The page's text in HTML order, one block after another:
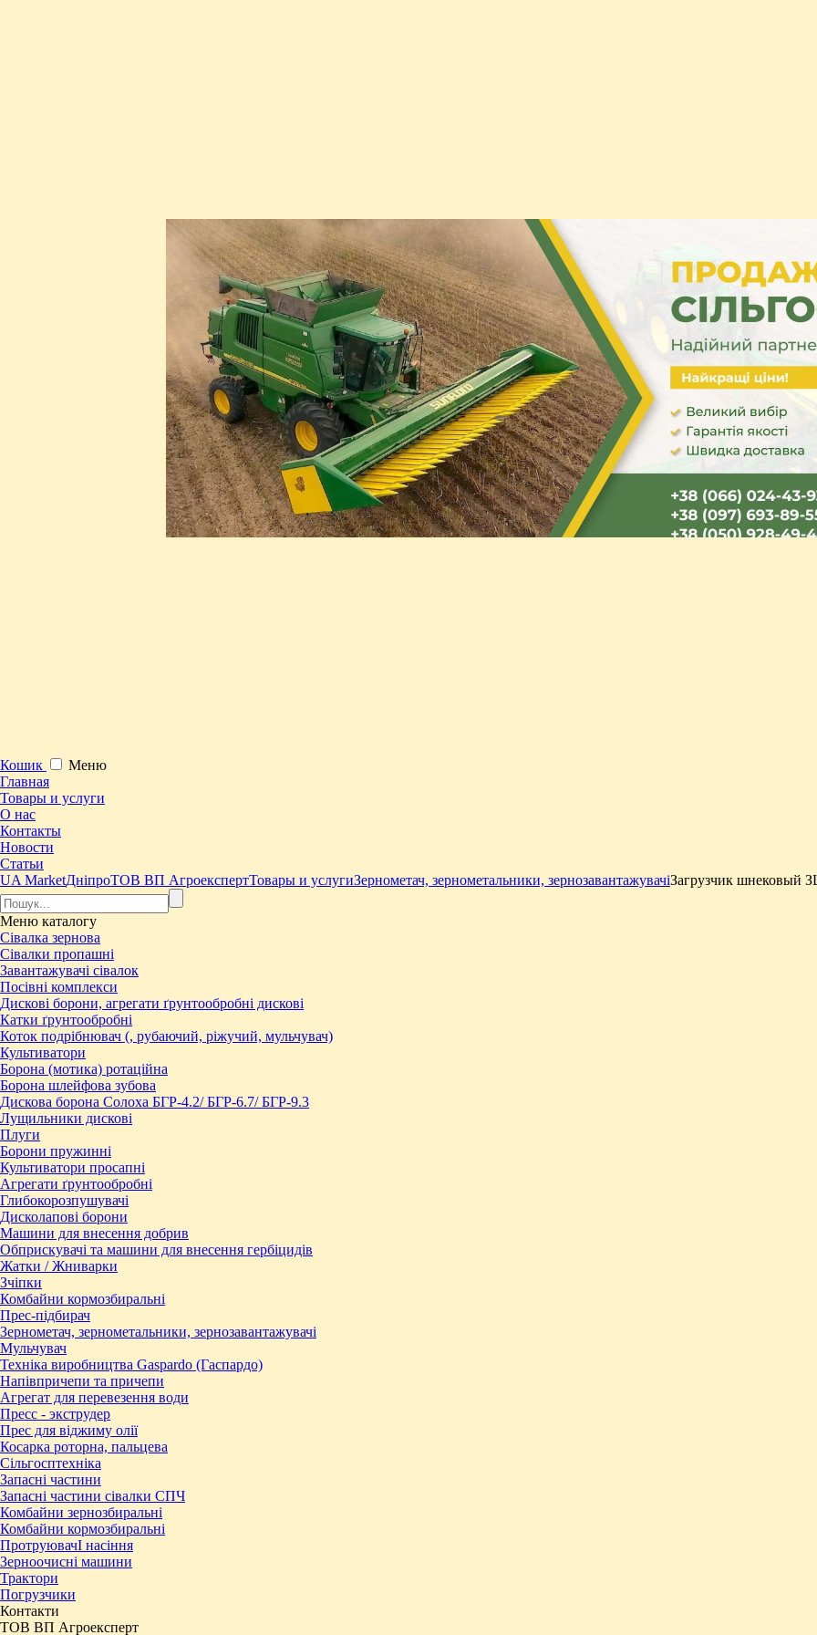
Кошик
Меню
Главная
Товары и услуги
О нас
Контакты
Новости
Статьи
UA MarketДніпроТОВ ВП АгроекспертТовары и услугиЗернометач, зернометальники, зернозавантажувачіЗагрузчик шнековый
Меню каталогу
Сівалка зернова
Сівалки пропашні
Завантажувачі сівалок
Посівні комплекси
Дискові борони, агрегати ґрунтообробні дискові
Катки ґрунтообробні
Коток подрібнювач (, рубаючий, ріжучий, мульчувач)
Культиватори
Борона (мотика) ротаційна
Борона шлейфова зубова
Дискова борона Солоха БГР-4.2/ БГР-6.7/ БГР-9.3
Лущильники дискові
Плуги
Борони пружинні
Культиватори просапні
Агрегати ґрунтообробні
Глибокорозпушувачі
Дисколапові борони
Машини для внесення добрив
Обприскувачі та машини для внесення гербіцидів
Жатки / Жниварки
Зчіпки
Комбайни кормозбиральні
Прес-підбирач
Зернометач, зернометальники, зернозавантажувачі
Мульчувач
Техніка виробництва Gaspardo (Гаспардо)
Напівпричепи та причепи
Агрегат для перевезення води
Пресc - экструдер
Прес для віджиму олії
Косарка роторна, пальцева
Сільгосптехніка
Запасні частини
Запасні частини сівалки СПЧ
Комбайни зернозбиральні
Комбайни кормозбиральні
ПротруювачІ насіння
Зерноочисні машини
Трактори
Погрузчики
Контакти
ТОВ ВП Агроексперт